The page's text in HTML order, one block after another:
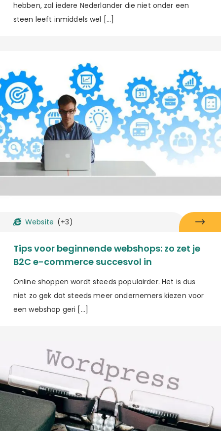
hebben, zal iedere Nederlander die niet onder een
steen leeft inmiddels wel […]
Website (+3)
Tips voor beginnende webshops: zo zet je
B2C e-commerce succesvol in
Online shoppen wordt steeds populairder. Het is dus
niet zo gek dat steeds meer ondernemers kiezen voor
een webshop geri […]